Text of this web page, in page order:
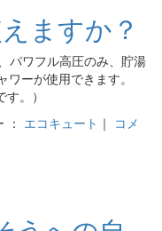
ますか？
パワフル高圧のみ、貯湯
ーが使用できます。
。）
エコキュート ｜ コメ